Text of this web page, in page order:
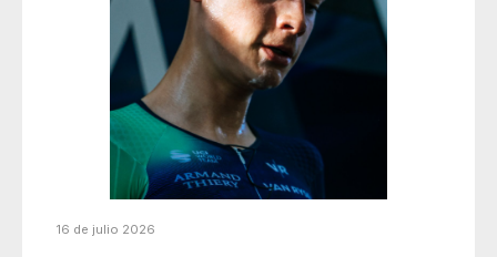
16 de julio 2026